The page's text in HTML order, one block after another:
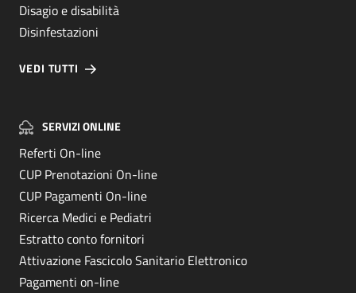
Disagio e disabilità
Disinfestazioni
VEDI TUTTI
SERVIZI ONLINE
Referti On-line
CUP Prenotazioni On-line
CUP Pagamenti On-line
Ricerca Medici e Pediatri
Estratto conto fornitori
Attivazione Fascicolo Sanitario Elettronico
Pagamenti on-line